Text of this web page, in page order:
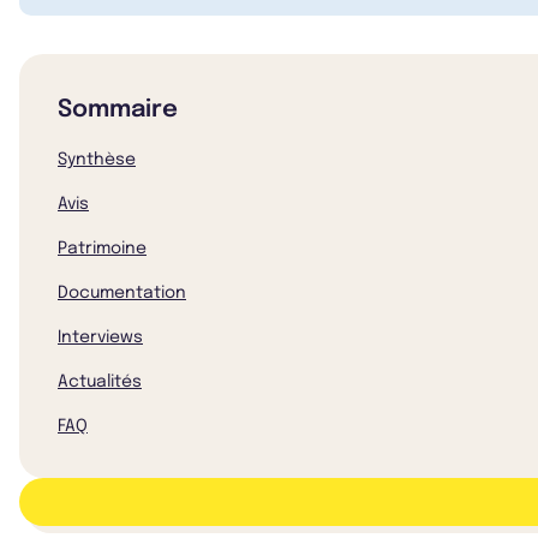
Sommaire
Synthèse
Avis
Patrimoine
Documentation
Interviews
Actualités
FAQ